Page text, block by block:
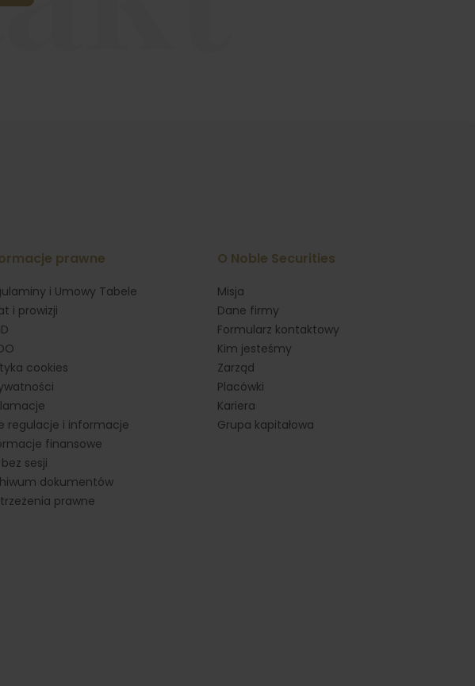
prawne
i Umowy Tabele
i prowizji
cookies
regulacje i informacje
finansowe
sesji
dokumentów
prawne
O Noble Securities
Misja
Dane firmy
Formularz kontaktowy
Kim jesteśmy
Zarząd
Placówki
Kariera
Grupa kapitałowa